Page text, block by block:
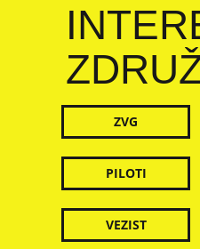
ZVG
PILOTI
VEZIST